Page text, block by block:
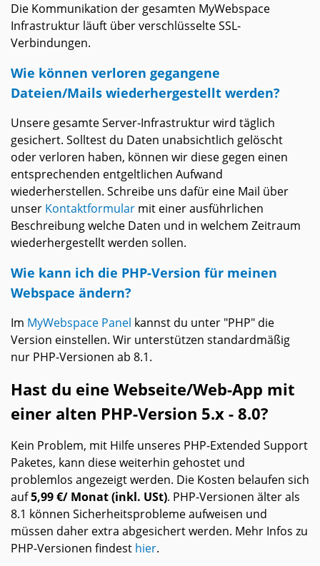
Die Kommunikation der gesamten MyWebspace
Infrastruktur läuft über verschlüsselte SSL-
Verbindungen.
Wie können verloren gegangene
Dateien/Mails wiederhergestellt werden?
Unsere gesamte Server-Infrastruktur wird täglich
gesichert. Solltest du Daten unabsichtlich gelöscht
oder verloren haben, können wir diese gegen einen
entsprechenden entgeltlichen Aufwand
wiederherstellen. Schreibe uns dafür eine Mail über
unser Kontaktformular mit einer ausführlichen
Beschreibung welche Daten und in welchem Zeitraum
wiederhergestellt werden sollen.
Wie kann ich die PHP-Version für meinen
Webspace ändern?
Im MyWebspace Panel kannst du unter "PHP" die
Version einstellen. Wir unterstützen standardmäßig
nur PHP-Versionen ab 8.1.
Hast du eine Webseite/Web-App mit
einer alten PHP-Version 5.x - 8.0?
Kein Problem, mit Hilfe unseres PHP-Extended Support
Paketes, kann diese weiterhin gehostet und
problemlos angezeigt werden. Die Kosten belaufen sich
auf5,99 €/ Monat (inkl. USt). PHP-Versionen älter als
8.1 können Sicherheitsprobleme aufweisen und
müssen daher extra abgesichert werden. Mehr Infos zu
PHP-Versionen findest hier.